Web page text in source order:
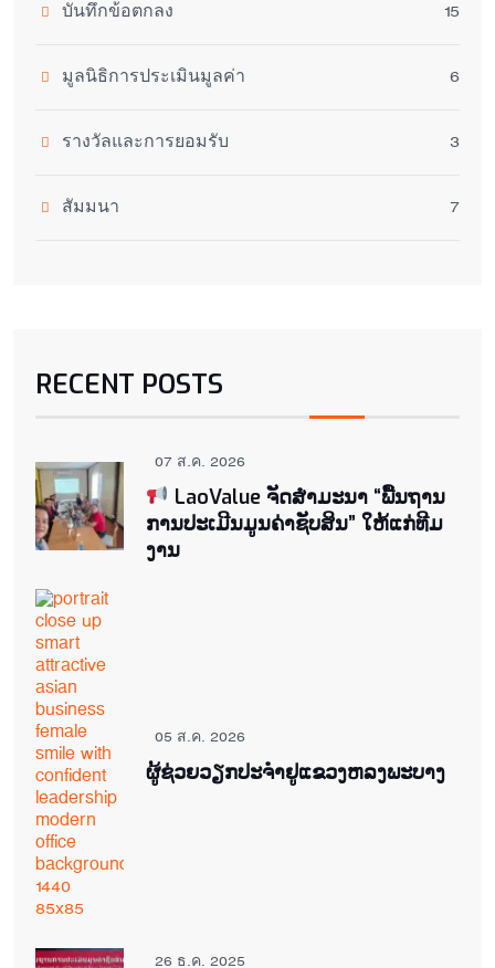
บันทึกข้อตกลง 15
มูลนิธิการประเมินมูลค่า 6
รางวัลและการยอมรับ 3
สัมมนา 7
RECENT POSTS
07 ส.ค. 2026
LaoValue ຈັດສຳມະນາ “ພື້ນຖານ
ການປະເມີນມູນຄ່າຊັບສິນ” ໃຫ້ແກ່ທີມ
ງານ
05 ส.ค. 2026
ຜູ້ຊ່ວຍ​ວຽກປະ​ຈຳ​ຢູ​​ແຂວງຫລງ​ພະ​ບາງ
26 ธ.ค. 2025